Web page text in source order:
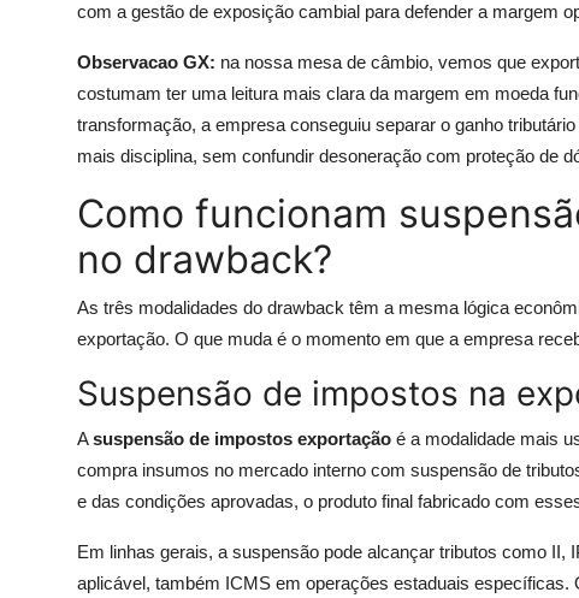
com a gestão de exposição cambial para defender a margem
Observacao GX: na nossa mesa de câmbio, vemos que
costumam ter uma leitura mais clara da margem em moeda
transformação, a empresa conseguiu separar o ganho
mais disciplina, sem confundir desoneração com proteção de
Como funcionam
no drawback?
As três modalidades do drawback têm a mesma lógica
exportação. O que muda é o momento em que a empresa
Suspensão de impostos na
Asuspensão de impostos exportação é a modalidade mais
compra insumos no mercado interno com suspensão de
e das condições aprovadas, o produto final fabricado com
Em linhas gerais, a suspensão pode alcançar tributos como
aplicável, também ICMS em operações estaduais específicas.